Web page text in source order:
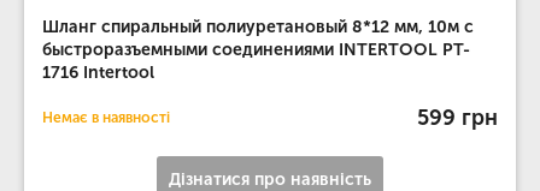
Шланг спиральный полиуретановый 8*12 мм, 10м с
быстроразъемными соединениями INTERTOOL PT-
1716 Intertool
Немає в наявності 599 грн
Дізнатися про наявність